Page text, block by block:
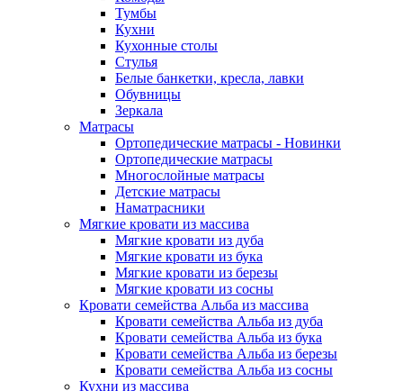
Тумбы
Кухни
Кухонные столы
Стулья
Белые банкетки, кресла, лавки
Обувницы
Зеркала
Матрасы
Ортопедические матрасы - Новинки
Ортопедические матрасы
Многослойные матрасы
Детские матрасы
Наматрасники
Мягкие кровати из массива
Мягкие кровати из дуба
Мягкие кровати из бука
Мягкие кровати из березы
Мягкие кровати из сосны
Кровати семейства Альба из массива
Кровати семейства Альба из дуба
Кровати семейства Альба из бука
Кровати семейства Альба из березы
Кровати семейства Альба из сосны
Кухни из массива